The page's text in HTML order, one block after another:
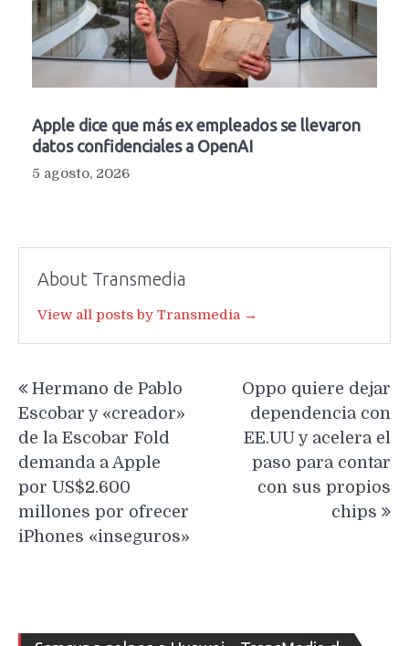
Apple dice que más ex empleados se llevaron
datos confidenciales a OpenAI
5 agosto, 2026
About Transmedia
View all posts by Transmedia →
de
entradas
Hermano de Pablo
Escobar y «creador»
de la Escobar Fold
demanda a Apple
por US$2.600
millones por ofrecer
iPhones «inseguros»
Oppo quiere dejar
dependencia con
EE.UU y acelera el
paso para contar
con sus propios
chips